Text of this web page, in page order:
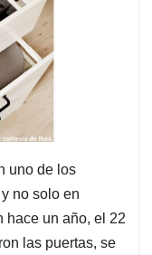
uno de los
no solo en
hace un año, el 22
las puertas, se